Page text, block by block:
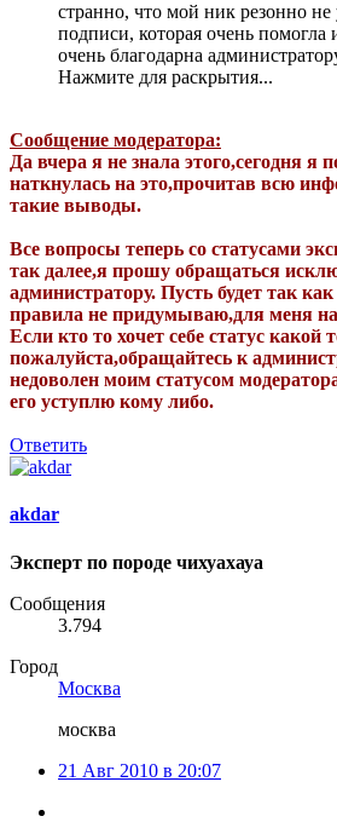
странно, что мой ник резонно не
подписи, которая очень помогла
очень благодарна
Нажмите для раскрытия...
Сообщение модератора:
Да вчера я не знала этого,сегодня я
наткнулась на это,прочитав всю
такие выводы.
Все вопросы теперь со статусами
так далее,я прошу обращаться
администратору. Пусть будет так
правила не придумываю,для меня
Если кто то хочет себе статус какой
пожалуйста,обращайтесь к
недоволен моим статусом
его уступлю кому либо.
Ответить
akdar
Эксперт по породе чихуахауа
Сообщения
3.794
Город
Москва
москва
21 Авг 2010 в 20:07